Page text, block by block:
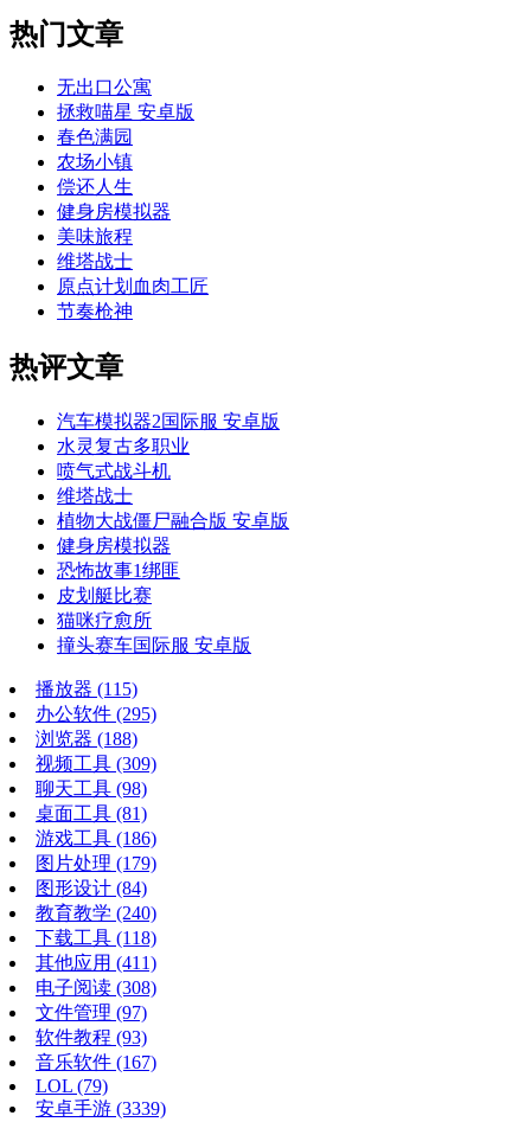
热门文章
无出口公寓
拯救喵星 安卓版
春色满园
农场小镇
偿还人生
健身房模拟器
美味旅程
维塔战士
原点计划血肉工匠
节奏枪神
热评文章
汽车模拟器2国际服 安卓版
水灵复古多职业
喷气式战斗机
维塔战士
植物大战僵尸融合版 安卓版
健身房模拟器
恐怖故事1绑匪
皮划艇比赛
猫咪疗愈所
撞头赛车国际服 安卓版
播放器 (115)
办公软件 (295)
浏览器 (188)
视频工具 (309)
聊天工具 (98)
桌面工具 (81)
游戏工具 (186)
图片处理 (179)
图形设计 (84)
教育教学 (240)
下载工具 (118)
其他应用 (411)
电子阅读 (308)
文件管理 (97)
软件教程 (93)
音乐软件 (167)
LOL (79)
安卓手游 (3339)